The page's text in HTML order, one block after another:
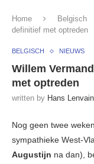
Home Belgisch
definitief met optreden
BELGISCH NIEUWS
Willem
met optreden
written by Hans Lenvain
Nog geen twee
sympathieke West-
Augustijn na dan),